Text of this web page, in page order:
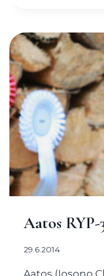
Aatos RYP-
29.6.2014
Aatos (Iosono